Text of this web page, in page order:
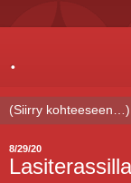
.
8/29/20